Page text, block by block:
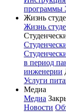
программы
Жизнь
Жизнь
в период
инженерии
Услуги
Медиа
Медиа
Новости